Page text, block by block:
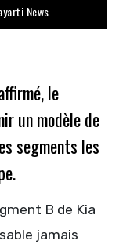
News
le
un modèle de
segments les
B de Kia
jamais